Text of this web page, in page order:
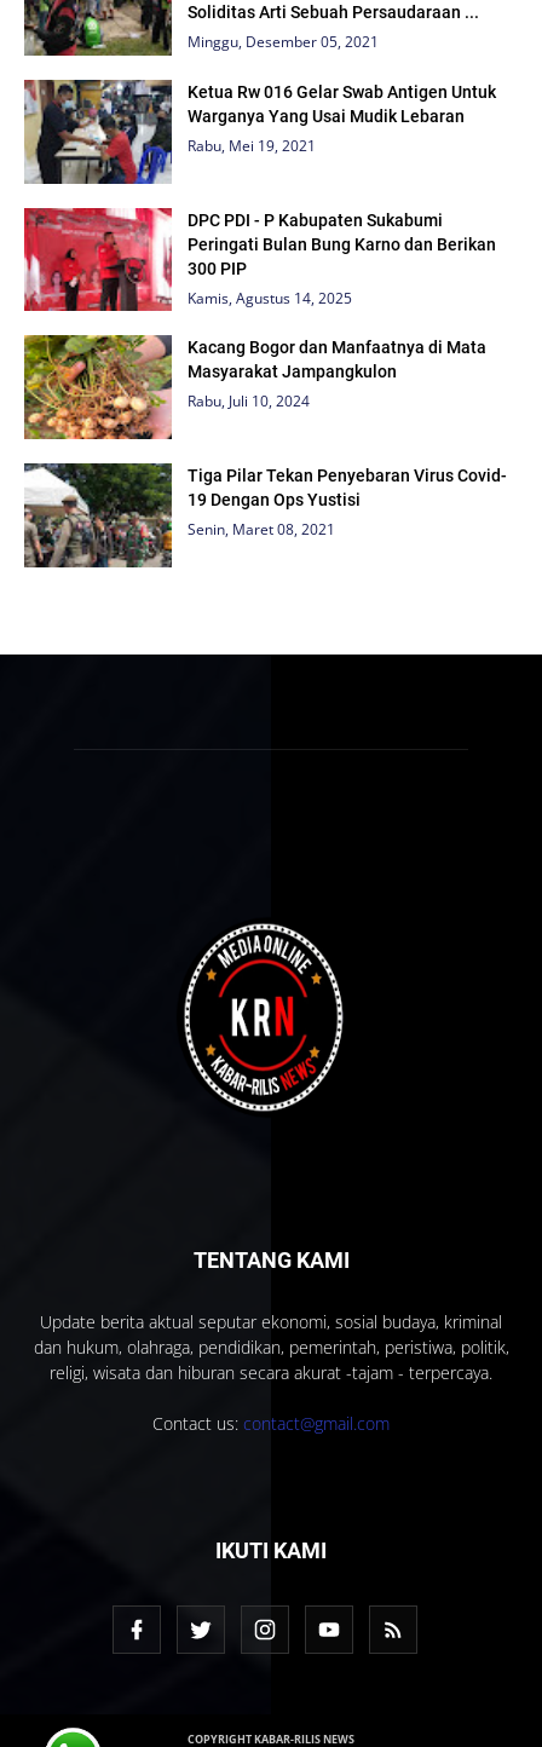
Soliditas Arti Sebuah Persaudaraan ...
Minggu, Desember 05, 2021
Ketua Rw 016 Gelar Swab Antigen Untuk
Warganya Yang Usai Mudik Lebaran
Rabu, Mei 19, 2021
DPC PDI - P Kabupaten Sukabumi
Peringati Bulan Bung Karno dan Berikan
300 PIP
Kamis, Agustus 14, 2025
Kacang Bogor dan Manfaatnya di Mata
Masyarakat Jampangkulon
Rabu, Juli 10, 2024
Tiga Pilar Tekan Penyebaran Virus Covid-
19 Dengan Ops Yustisi
Senin, Maret 08, 2021
TENTANG KAMI
Update berita aktual seputar ekonomi, sosial budaya, kriminal
dan hukum, olahraga, pendidikan, pemerintah, peristiwa, politik,
religi, wisata dan hiburan secara akurat -tajam - terpercaya.
Contact us: contact@gmail.com
IKUTI KAMI
COPYRIGHT KABAR-RILIS NEWS